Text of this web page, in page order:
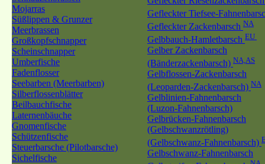
Mojarras
Süßlippen & Grunzer
Meerbrassen
Großkopfschnapper
Scheinschnapper
Umberfische
Fadenflosser
Seebarben (Meerbarben)
Silberflossenblätter
Beilbauchfische
Laternenbäuche
Gnomenfische
Schützenfische
Steuerbarsche (Pilotbarsche)
Sichelfische
Gefleckter Tiefsee-
Gefleckter Zackenbarsch NA
Gelbbauch-Hamletbarsch EU
Gelber Zackenbarsch
(Bänderzackenbarsch) NA,AS
Gelbflossen-Zackenbarsch
(Leoparden-Zackenbarsch) NA
Gelblinien-Fahnenbarsch
(Luzon-Fahnenbarsch)
Gelbrücken-Fahnenbarsch
(Gelbschwanzrötling)
(Gelbschwanz-Fahnenbarsch)
Gelbschwanz-Fahnenbarsch